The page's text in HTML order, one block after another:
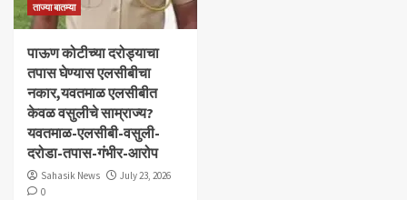
ताज्या बातम्या
पाऊण कोटीच्या दरोड्याचा
तपास घेण्यास एलसीबीचा
नकार,यवतमाळ एलसीबीत
केवळ वसुलीचे साम्राज्य?
यवतमाळ-एलसीबी-वसुली-
दरोडा-तपास-गंभीर-आरोप
Sahasik News
July 23, 2026
0